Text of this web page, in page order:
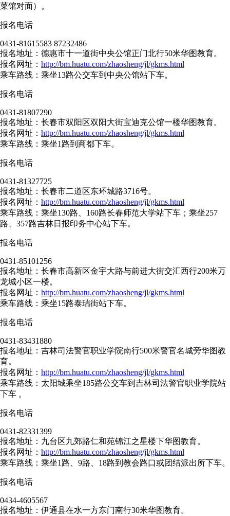
菜馆对面）。
报名电话
0431-81615583 87232486
报名地址：德惠市十一道街中央公馆正门北行50米华图教育。
报名网址： http://bm.huatu.com/zhaosheng/jl/gkms.html
乘车路线：乘坐13路公交车到中央公馆站下车。
报名电话
0431-81807290
报名地址：长春市双阳区双阳大街宝迪克公馆一楼华图教育。
报名网址： http://bm.huatu.com/zhaosheng/jl/gkms.html
乘车路线：乘坐1路到商都下车。
报名电话
0431-81327725
报名地址：长春市二道区东环城路3716号。
报名网址： http://bm.huatu.com/zhaosheng/jl/gkms.html
乘车路线：乘坐130路、160路长春师范大学站下车；乘坐257
路、357路吉林日报印务中心站下车。
报名电话
0431-85101256
报名地址：长春市高新区金宇大路与前进大街交汇西行200米万
龙城小区一楼。
报名网址： http://bm.huatu.com/zhaosheng/jl/gkms.html
乘车路线：乘坐15路泰瑞街站下车。
报名电话
0431-83431880
报名地址：吉林司法警官职业学院南行500米警官名城旁华图教
育。
报名网址： http://bm.huatu.com/zhaosheng/jl/gkms.html
乘车路线：太阳城乘坐185路公交车到吉林司法警官职业学院站
下车 。
报名电话
0431-82331399
报名地址：九台区九郊路仁和苑锦江之星楼下华图教育。
报名网址： http://bm.huatu.com/zhaosheng/jl/gkms.html
乘车路线：乘坐1路、9路、18路到教会路口或团结派出所下车。
报名电话
0434-4605567
报名地址：伊通县在水一方东门南行30米华图教育。